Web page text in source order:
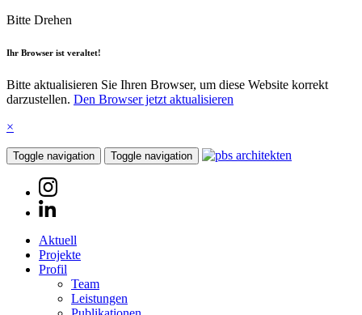
Bitte Drehen
Ihr Browser ist veraltet!
Bitte aktualisieren Sie Ihren Browser, um diese Website korrekt
darzustellen. Den Browser jetzt aktualisieren
×
Toggle navigation Toggle navigation
Aktuell
Projekte
Profil
Team
Leistungen